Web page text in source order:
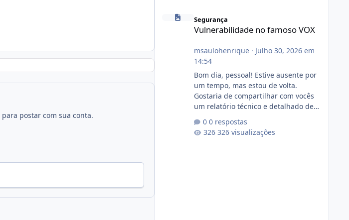
para postar com sua conta.
Vulnerabilidade no famoso VOX
Segurança
Vulnerabilidade no famoso VOX
msaulohenrique· Julho 30, 2026 em
14:54
Bom dia, pessoal! Estive ausente por
um tempo, mas estou de volta.
Gostaria de compartilhar com vocês
um relatório técnico e detalhado de
conformidade referente
ao VOXPANEL (versão atualmente em
0 respostas
326 visualizações